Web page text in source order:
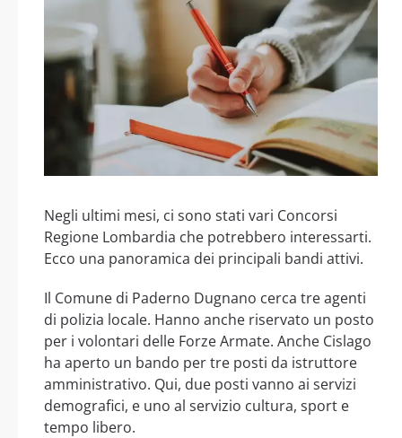
Negli ultimi mesi, ci sono stati vari Concorsi
Regione Lombardia che potrebbero interessarti.
Ecco una panoramica dei principali bandi attivi.
Il Comune di Paderno Dugnano cerca tre agenti
di polizia locale. Hanno anche riservato un posto
per i volontari delle Forze Armate. Anche Cislago
ha aperto un bando per tre posti da istruttore
amministrativo. Qui, due posti vanno ai servizi
demografici, e uno al servizio cultura, sport e
tempo libero.